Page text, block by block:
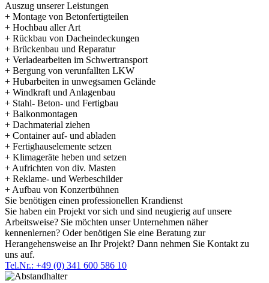
Auszug unserer Leistungen
+ Montage von Betonfertigteilen
+ Hochbau aller Art
+ Rückbau von Dacheindeckungen
+ Brückenbau und Reparatur
+ Verladearbeiten im Schwertransport
+ Bergung von verunfallten LKW
+ Hubarbeiten in unwegsamen Gelände
+ Windkraft und Anlagenbau
+ Stahl- Beton- und Fertigbau
+ Balkonmontagen
+ Dachmaterial ziehen
+ Container auf- und abladen
+ Fertighauselemente setzen
+ Klimageräte heben und setzen
+ Aufrichten von div. Masten
+ Reklame- und Werbeschilder
+ Aufbau von Konzertbühnen
Sie benötigen einen professionellen Krandienst
Sie haben ein Projekt vor sich und sind neugierig auf unsere
Arbeitsweise? Sie möchten unser Unternehmen näher
kennenlernen? Oder benötigen Sie eine Beratung zur
Herangehensweise an Ihr Projekt? Dann nehmen Sie Kontakt zu
uns auf.
Tel.Nr.: +49 (0) 341 600 586 10